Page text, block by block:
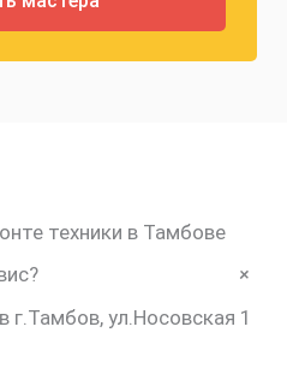
техники в Тамбове
+
г.Тамбов, ул.Носовская 1